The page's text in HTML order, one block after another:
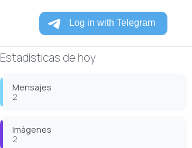
Estadísticas de hoy
Mensajes
2
Imágenes
2